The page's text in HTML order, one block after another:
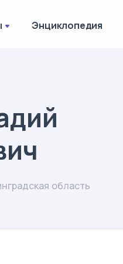
Энциклопедия
область